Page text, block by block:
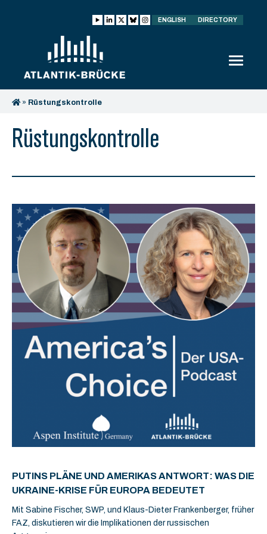
ENGLISH DIRECTORY
» Rüstungskontrolle
Rüstungskontrolle
PUTINS PLÄNE UND AMERIKAS ANTWORT: WAS DIE
UKRAINE-KRISE FÜR EUROPA BEDEUTET
Mit Sabine Fischer, SWP, und Klaus-Dieter Frankenberger, früher
FAZ, diskutieren wir die Implikationen der russischen